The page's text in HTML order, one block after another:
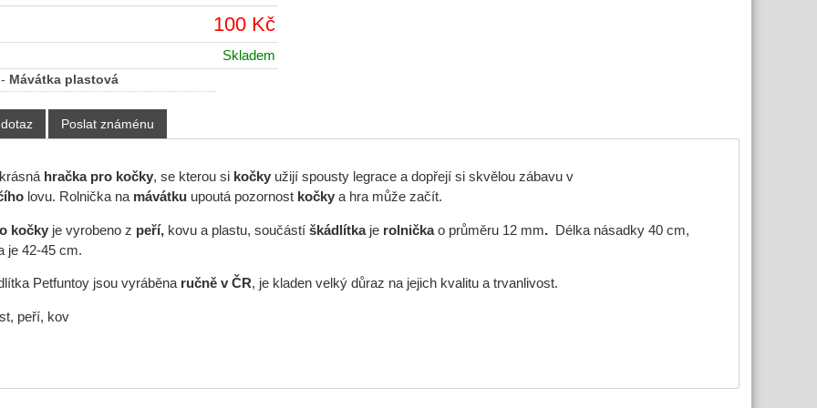
100 Kč
Skladem
Mávátka plastová
Poslat známénu
hračka pro kočky, se kterou si kočkyužijí spousty legrace a dopřejí si skvělou zábavu v
lovu. Rolnička na mávátku upoutá pozornost kočkya hra může začít.
kočkyje vyrobeno z peří, kovu a plastu, součástí škádlítkaje rolničkao průměru 12 mm.Délka násadky 40 cm,
je 42-45 cm.
Petfuntoy jsou vyráběna ručně v ČR, je kladen velký důraz na jejich kvalitu a trvanlivost.
peří, kov